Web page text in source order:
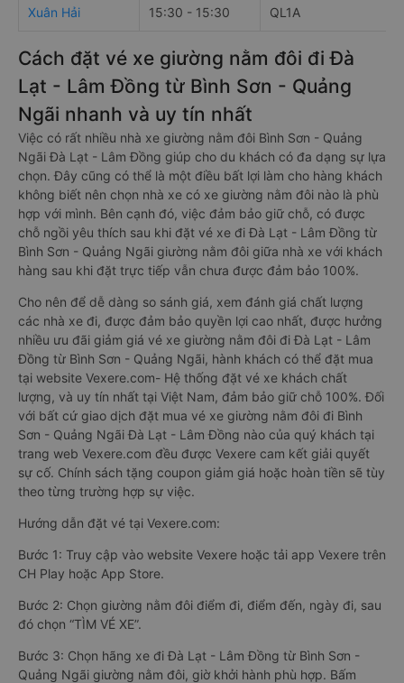
Xuân Hải 15:30 - 15:30 QL1A
Cách đặt vé xe giường nằm đôi đi Đà
Lạt - Lâm Đồng từ Bình Sơn - Quảng
Ngãi nhanh và uy tín nhất
Việc có rất nhiều nhà xe giường nằm đôi Bình Sơn - Quảng
Ngãi Đà Lạt - Lâm Đồng giúp cho du khách có đa dạng sự lựa
chọn. Đây cũng có thể là một điều bất lợi làm cho hàng khách
không biết nên chọn nhà xe có xe giường nằm đôi nào là phù
hợp với mình. Bên cạnh đó, việc đảm bảo giữ chỗ, có được
chỗ ngồi yêu thích sau khi đặt vé xe đi Đà Lạt - Lâm Đồng từ
Bình Sơn - Quảng Ngãi giường nằm đôi giữa nhà xe với khách
hàng sau khi đặt trực tiếp vẫn chưa được đảm bảo 100%.
Cho nên để dễ dàng so sánh giá, xem đánh giá chất lượng
các nhà xe đi, được đảm bảo quyền lợi cao nhất, được hưởng
nhiều ưu đãi giảm giá vé xe giường nằm đôi đi Đà Lạt - Lâm
Đồng từ Bình Sơn - Quảng Ngãi, hành khách có thể đặt mua
tại website Vexere.com- Hệ thống đặt vé xe khách chất
lượng, và uy tín nhất tại Việt Nam, đảm bảo giữ chỗ 100%. Đối
với bất cứ giao dịch đặt mua vé xe giường nằm đôi đi Bình
Sơn - Quảng Ngãi Đà Lạt - Lâm Đồng nào của quý khách tại
trang web Vexere.com đều được Vexere cam kết giải quyết
sự cố. Chính sách tặng coupon giảm giá hoặc hoàn tiền sẽ tùy
theo từng trường hợp sự việc.
Hướng dẫn đặt vé tại Vexere.com:
Bước 1: Truy cập vào website Vexere hoặc tải app Vexere trên
CH Play hoặc App Store.
Bước 2: Chọn giường nằm đôi điểm đi, điểm đến, ngày đi, sau
đó chọn “TÌM VÉ XE”.
Bước 3: Chọn hãng xe đi Đà Lạt - Lâm Đồng từ Bình Sơn -
Quảng Ngãi giường nằm đôi, giờ khởi hành phù hợp. Bấm